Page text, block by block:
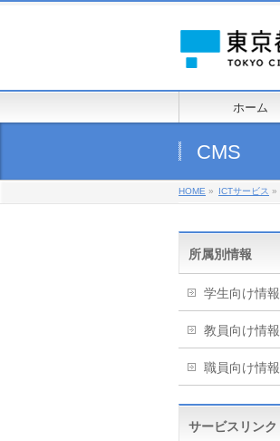
ホーム
CMS
HOME » ICTサービス »
所属別情報
学生向け情報
教員向け情報
職員向け情報
サービスリンク